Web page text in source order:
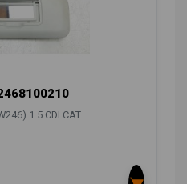
1.5 CDI CAT